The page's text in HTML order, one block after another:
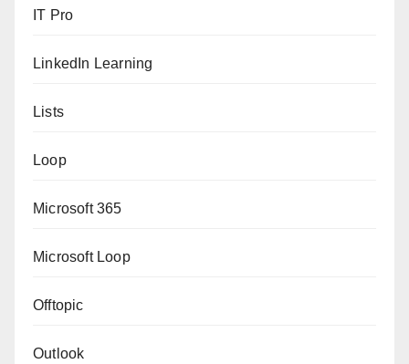
IT Pro
LinkedIn Learning
Lists
Loop
Microsoft 365
Microsoft Loop
Offtopic
Outlook